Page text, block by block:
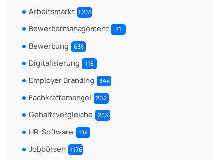
Arbeitsmarkt 1.261
Bewerbermanagement 71
Bewerbung 638
Digitalisierung 118
Employer Branding 344
Fachkräftemangel 202
Gehaltsvergleiche 253
HR-Software 194
Jobbörsen 1.176